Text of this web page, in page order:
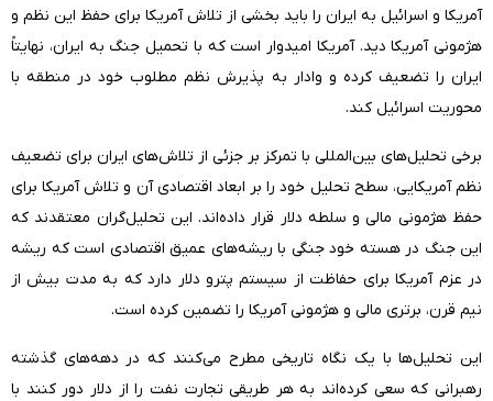
آمریکا و اسرائیل به ایران را باید بخشی از تلاش آمریکا برای حفظ این نظم و
هژمونی آمریکا دید. آمریکا امیدوار است که با تحمیل جنگ به ایران، نهایتاً
ایران را تضعیف کرده و وادار به پذیرش نظم مطلوب خود در منطقه با
محوریت اسرائیل کند.
برخی تحلیل‌های بین‌المللی با تمرکز بر جزئی از تلاش‌های ایران برای تضعیف
نظم آمریکایی، سطح تحلیل خود را بر ابعاد اقتصادی آن و تلاش آمریکا برای
حفظ هژمونی مالی و سلطه دلار قرار داده‌اند. این تحلیل‌گران معتقدند که
این جنگ در هسته خود جنگی با ریشه‌های عمیق اقتصادی است که ریشه
در عزم آمریکا برای حفاظت از سیستم پترو دلار دارد که به مدت بیش از
نیم قرن، برتری مالی و هژمونی آمریکا را تضمین کرده است.
این تحلیل‌ها با یک نگاه تاریخی مطرح می‌کنند که در دهه‌های گذشته
رهبرانی که سعی کرده‌اند به هر طریقی تجارت نفت را از دلار دور کنند با